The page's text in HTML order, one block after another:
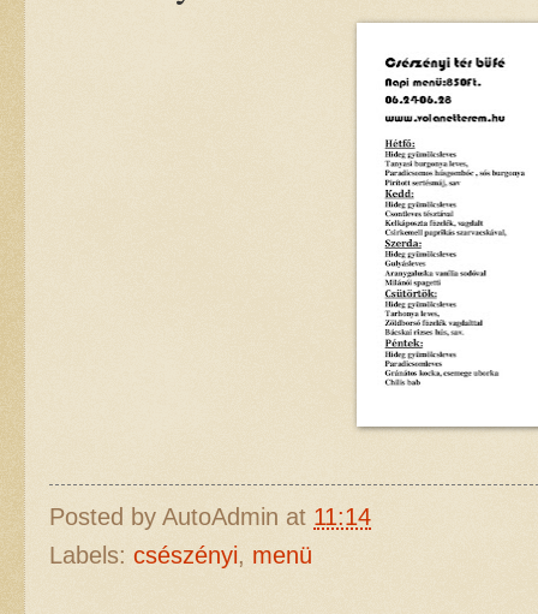
Posted by AutoAdmin at 11:14
Labels: csészényi, menü